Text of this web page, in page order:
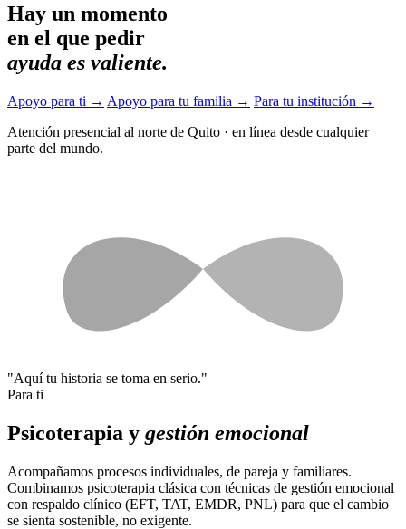
Hay un momento
en el que pedir
ayuda es valiente.
Apoyo para ti → Apoyo para tu familia → Para tu institución →
Atención presencial al norte de Quito · en línea desde cualquier
parte del mundo.
"Aquí tu historia se toma en serio."
Para ti
Psicoterapia y gestión emocional
Acompañamos procesos individuales, de pareja y familiares.
Combinamos psicoterapia clásica con técnicas de gestión emocional
con respaldo clínico (EFT, TAT, EMDR, PNL) para que el cambio
se sienta sostenible, no exigente.